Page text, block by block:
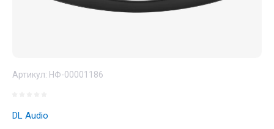
Артикул: НФ-00001186
DL Audio